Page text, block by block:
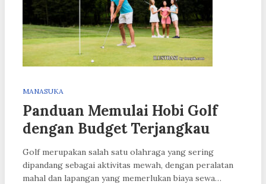
MANASUKA
Panduan Memulai Hobi Golf
dengan Budget Terjangkau
Golf merupakan salah satu olahraga yang sering
dipandang sebagai aktivitas mewah, dengan peralatan
mahal dan lapangan yang memerlukan biaya sewa…